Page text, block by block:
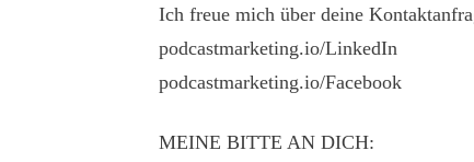
Ich freue mich über deine
podcastmarketing.io/LinkedIn
podcastmarketing.io/Facebook
MEINE BITTE AN DICH: